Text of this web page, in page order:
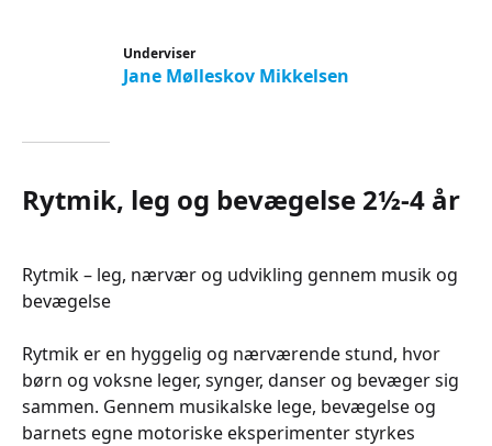
Underviser
Jane Mølleskov Mikkelsen
Rytmik, leg og bevægelse 2½-4 år
Rytmik – leg, nærvær og udvikling gennem musik og
bevægelse
Rytmik er en hyggelig og nærværende stund, hvor
børn og voksne leger, synger, danser og bevæger sig
sammen. Gennem musikalske lege, bevægelse og
barnets egne motoriske eksperimenter styrkes